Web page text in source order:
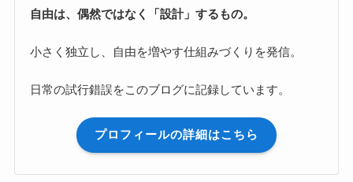
自由は、偶然ではなく「設計」するもの。
小さく独立し、自由を増やす仕組みづくりを発信。
日常の試行錯誤をこのブログに記録しています。
プロフィールの詳細はこちら